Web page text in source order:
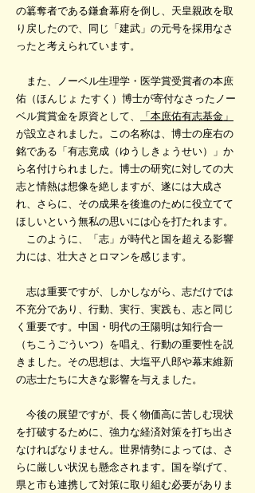
の簒奪者である鎌倉幕府を倒し、天皇親政を取
り戻したので、同じ「建武」の元号を採用なさ
ったと考えられています。
また、ノーベル生理学・医学賞受賞者の本庶
佑（ほんじょ たすく）博士が寄付なさったノー
ベル賞賞金を原資として、
「本庶佑有志基金」
が設立されました。この名称は、博士の座右の
銘である「有志竟成（ゆうしきょうせい）」か
ら名付けられました。博士の研究に対しての大
志と情熱は想像を絶しますが、遂には大成さ
れ、さらに、その成果を後進のために役立てて
ほしいという無私の思いには心を打たれます。
このように、「志」が時代と国を超える影響
力には、壮大さとロマンを感じます。
志は重要ですが、しかしながら、志だけでは
不充分であり、行動、実行、実践も、志と同じ
く重要です。中国・明代の王陽明は知行合一
（ちこうごういつ）を唱え、行動の重要性を説
きました。その思想は、大塩平八郎や幕末維新
の志士たちに大きな影響を与えました。
今後の展望ですが、長く物価高に苦しむ現状
を打破するために、強力な経済対策を打ち出さ
なければなりません。世界情勢によっては、さ
らに厳しい状況も懸念されます。国を挙げて、
県と市も連携して対策に取り組む必要がありま